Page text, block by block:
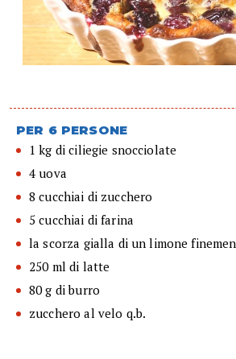
PER 6 PERSONE
1 kg di ciliegie snocciolate
4 uova
8 cucchiai di zucchero
5 cucchiai di farina
la scorza gialla di un limone
250 ml di latte
80 g di burro
zucchero al velo q.b.